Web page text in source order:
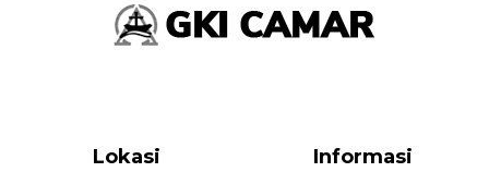
Lokasi Informasi